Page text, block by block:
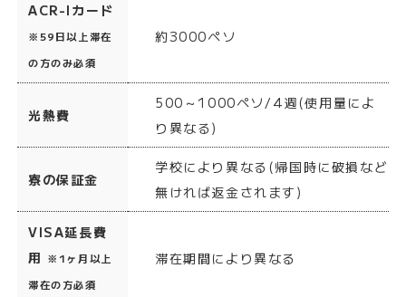
ACR-Iカード
※59日以上滞在
の方のみ必須
約3000ペソ
光熱費
500～1000ペソ/4週(使用量によ
り異なる)
寮の保証金
学校により異なる(帰国時に破損など
無ければ返金されます)
VISA延長費
用 ※1ヶ月以上
滞在の方必須
滞在期間により異なる